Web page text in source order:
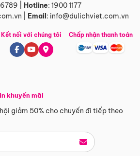
Hotline: 1900 1177
Email: info@dulichviet.com.vn
khuyến mãi
giảm 50% cho chuyến đi tiếp theo
Kết nối với chúng tôi Chấp nhận thanh toán